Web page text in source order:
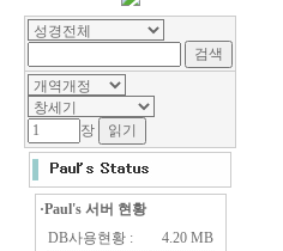
장
·Paul's 서버 현황
DB사용현황 :
4.20 MB